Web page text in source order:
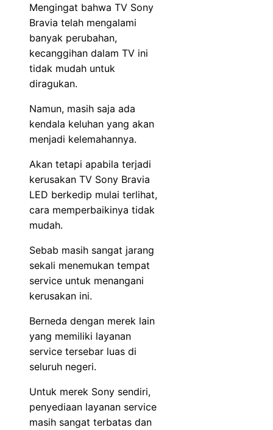
Mengingat bahwa TV Sony
Bravia telah mengalami
banyak perubahan,
kecanggihan dalam TV ini
tidak mudah untuk
diragukan.
Namun, masih saja ada
kendala keluhan yang akan
menjadi kelemahannya.
Akan tetapi apabila terjadi
kerusakan TV Sony Bravia
LED berkedip mulai terlihat,
cara memperbaikinya tidak
mudah.
Sebab masih sangat jarang
sekali menemukan tempat
service untuk menangani
kerusakan ini.
Berneda dengan merek lain
yang memiliki layanan
service tersebar luas di
seluruh negeri.
Untuk merek Sony sendiri,
penyediaan layanan service
masih sangat terbatas dan